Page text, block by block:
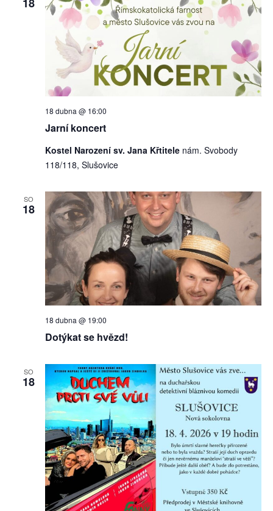
18
Jarní koncert
18 dubna @ 16:00
Kostel Narození sv. Jana Křtitele nám. Svobody
118/118, Slušovice
SO
18
Dotýkat se hvězd!
18 dubna @ 19:00
SO
18